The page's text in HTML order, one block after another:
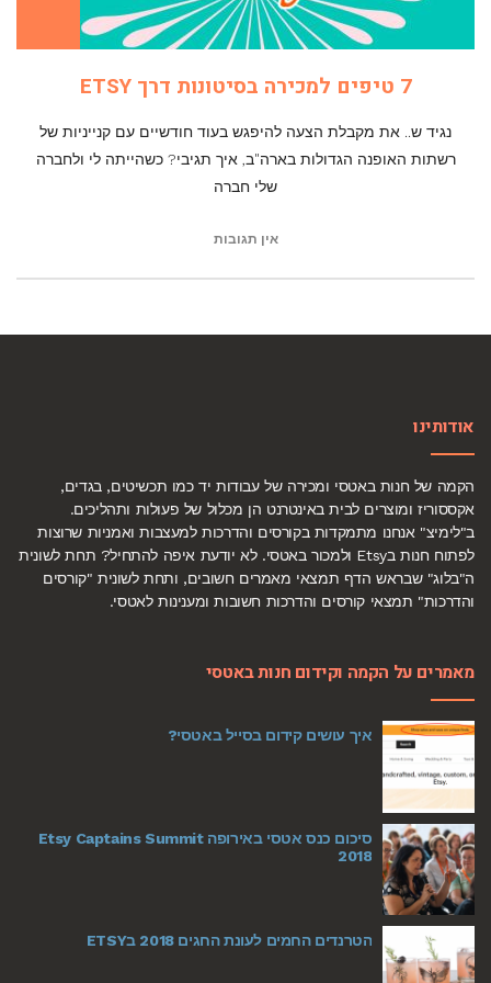
7 טיפים למכירה בסיטונות דרך ETSY
נגיד ש.. את מקבלת הצעה להיפגש בעוד חודשיים עם קנייניות של
רשתות האופנה הגדולות בארה"ב, איך תגיבי? כשהייתה לי ולחברה
שלי חברה
אין תגובות
אודותינו
הקמה של חנות באטסי ומכירה של עבודות יד כמו תכשיטים, בגדים,
אקססוריז ומוצרים לבית באינטרנט הן מכלול של פעולות ותהליכים.
ב"לימיצ" אנחנו מתמקדות בקורסים והדרכות למעצבות ואמניות שרוצות
לפתוח חנות בEtsy ולמכור באטסי. לא יודעת איפה להתחיל? תחת לשונית
ה"בלוג" שבראש הדף תמצאי מאמרים חשובים, ותחת לשונית "קורסים
והדרכות" תמצאי קורסים והדרכות חשובות ומענינות לאטסי.
מאמרים על הקמה וקידום חנות באטסי
איך עושים קידום בסייל באטסי?
סיכום כנס אטסי באירופה Etsy Captains Summit
2018
הטרנדים החמים לעונת החגים 2018 בETSY